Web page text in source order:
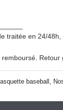
traitée en 24/
Retour
baseball